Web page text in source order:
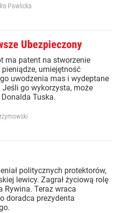
Pawlicka
Ubezpieczony
ma patent na stworzenie
pieniądze, umiejętność
uwodzenia mas i wydeptane
go wykorzysta, może
Tuska.
politycznych protektorów,
lewicy. Zagrał życiową rolę
Rywina. Teraz wraca
doradca prezydenta